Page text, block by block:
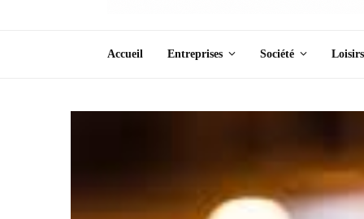
Accueil Entreprises Société Loisirs